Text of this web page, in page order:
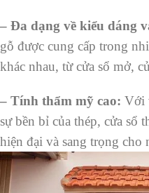
– Đa dạng về kiểu dáng
gỗ được cung cấp trong
khác nhau, từ cửa sổ mở,
– Tính thẩm mỹ cao: Với
sự bền bỉ của thép, cửa sổ
hiện đại và sang trọng cho